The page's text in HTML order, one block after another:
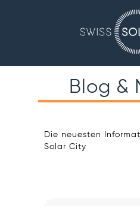
Blog &
Die neuesten
Solar City